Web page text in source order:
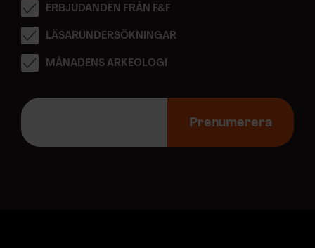
ERBJUDANDEN FRÅN F&F
LÄSARUNDERSÖKNINGAR
MÅNADENS ARKEOLOGI
E
p
Prenumerera